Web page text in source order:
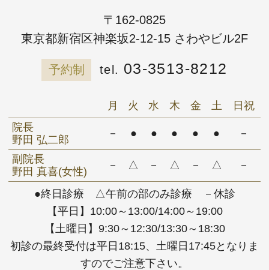
〒162-0825
東京都新宿区神楽坂2-12-15 さわやビル2F
予約制 03-3513-8212
●終日診療 △午前の部のみ診療 －休診
【平日】10:00～13:00/14:00～19:00
【土曜日】9:30～12:30/13:30～18:30
初診の最終受付は平日18:15、土曜日17:45となりま
すのでご注意下さい。
月 火 水 木 金 土
日祝
院長
野田 弘二郎
－ ● ● ● ● ● －
副院長
野田 真喜(女性)
－ △ － △ － △ －